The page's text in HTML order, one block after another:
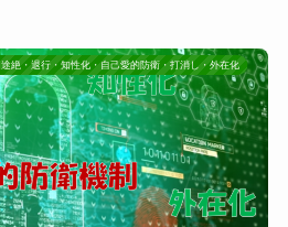
途絶・退行・知性化・自己愛的防衛・打消し・外在化